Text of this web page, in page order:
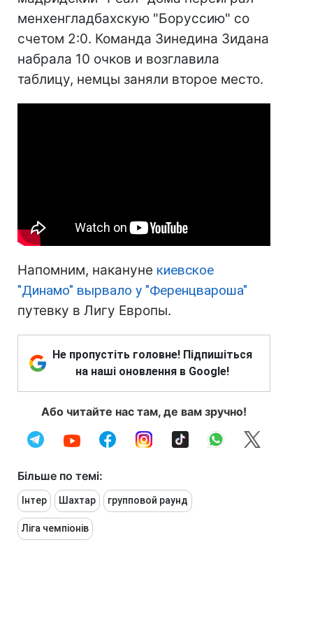
менхенгладбахскую "Боруссию" со
счетом 2:0. Команда Зинедина Зидана
набрала 10 очков и возглавила
таблицу, немцы заняли второе место.
Напомним, накануне киевское
"Динамо" вырвало у "Ференцвароша"
путевку в Лигу Европы.
Не пропустіть головне! Підпишіться
на наші оновлення в Google!
Або читайте нас там, де вам зручно!
Більше по темі:
Інтер Шахтар групповой раунд
Ліга чемпіонів